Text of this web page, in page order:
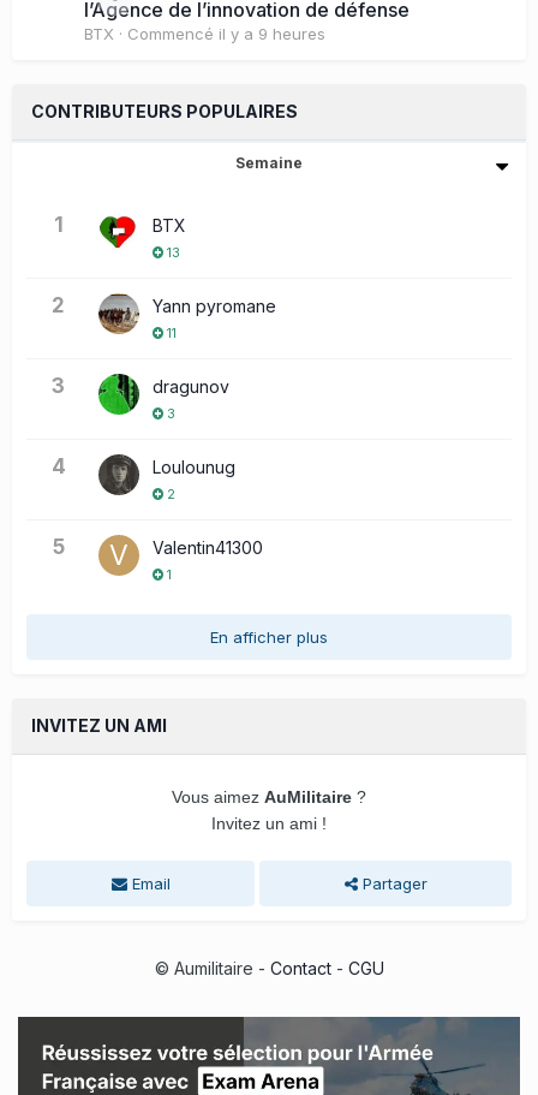
l’Agence de l’innovation de défense
BTX · Commencé il y a 9 heures
CONTRIBUTEURS POPULAIRES
Semaine
1 BTX
13
2 Yann pyromane
11
3 dragunov
3
4 Loulounug
2
5 Valentin41300
1
En afficher plus
INVITEZ UN AMI
Vous aimez AuMilitaire ?
Invitez un ami !
Email Partager
© Aumilitaire - Contact- CGU